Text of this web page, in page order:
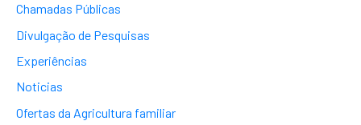
Chamadas Públicas
Divulgação de Pesquisas
Experiências
Noticias
Ofertas da Agricultura familiar